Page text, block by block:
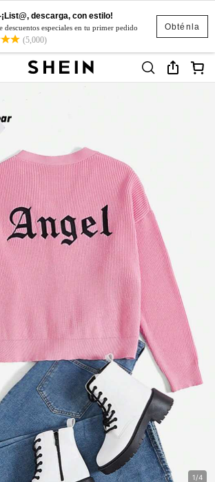
Obténla
¡List@, descarga, con estilo!
descuentos especiales en tu primer pedido
(5,000)
1/4